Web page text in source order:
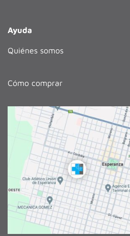
Ayuda
Quiénes somos
Cómo comprar